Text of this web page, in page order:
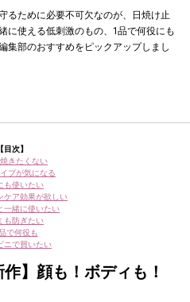
るために必要不可欠なのが、日焼け止
に使える低刺激のもの、1品で何役にも
集部のおすすめをピックアップしまし
【目次】
きたくない
プが気になる
も使いたい
ケア効果が欲しい
一緒に使いたい
も防ぎたい
で何役も
ニで買いたい
】顔も！ボディも！